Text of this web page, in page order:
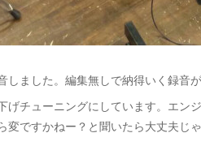
しました。編集無しで納得いく録音が
げチューニングにしています。エン
変ですかねー？と聞いたら大丈夫じ